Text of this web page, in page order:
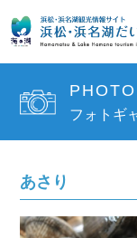
フォトギ
あさり